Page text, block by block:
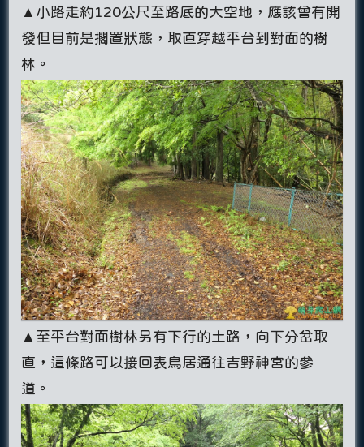
▲小路走約120公尺至路底的大空地，應該曾有開
發但目前是擱置狀態，取直穿越平台到對面的樹
林。
▲至平台對面樹林另有下行的土路，向下分岔取
直，這條路可以接回表鳥居通往吉野神宮的參
道。